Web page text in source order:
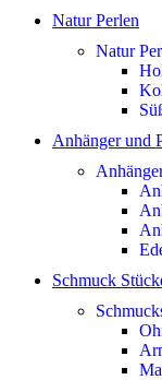
Natur Perlen
Natur
Anhänger und
Schmuck